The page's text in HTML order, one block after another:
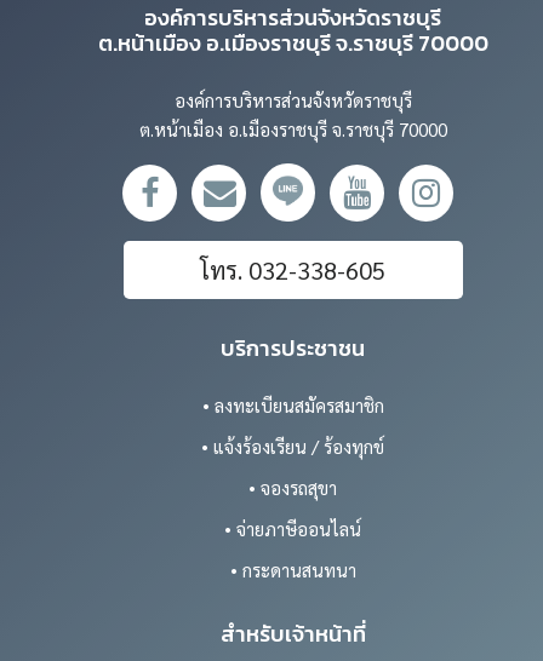
องค์การบริหารส่วนจังหวัดราชบุรี
ต.หน้าเมือง อ.เมืองราชบุรี จ.ราชบุรี 70000
องค์การบริหารส่วนจังหวัดราชบุรี
ต.หน้าเมือง อ.เมืองราชบุรี จ.ราชบุรี 70000
โทร. 032-338-605
บริการประชาชน
• ลงทะเบียนสมัครสมาชิก
• แจ้งร้องเรียน / ร้องทุกข์
• จองรถสุขา
• จ่ายภาษีออนไลน์
• กระดานสนทนา
สำหรับเจ้าหน้าที่